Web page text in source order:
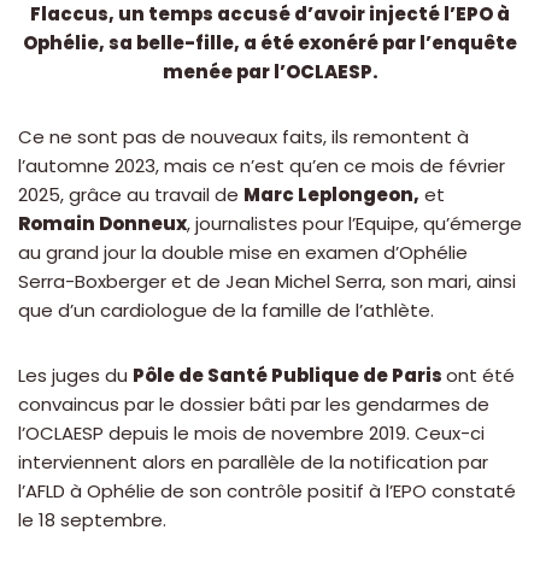
Flaccus, un temps accusé d’avoir injecté l’EPO à
Ophélie, sa belle-fille, a été exonéré par l’enquête
menée par l’OCLAESP.
Ce ne sont pas de nouveaux faits, ils remontent à
l’automne 2023, mais ce n’est qu’en ce mois de février
2025, grâce au travail de Marc Leplongeon, et
Romain Donneux, journalistes pour l’Equipe, qu’émerge
au grand jour la double mise en examen d’Ophélie
Serra-Boxberger et de Jean Michel Serra, son mari, ainsi
que d’un cardiologue de la famille de l’athlète.
Les juges du Pôle de Santé Publique de Parisont été
convaincus par le dossier bâti par les gendarmes de
l’OCLAESP depuis le mois de novembre 2019. Ceux-ci
interviennent alors en parallèle de la notification par
l’AFLD à Ophélie de son contrôle positif à l’EPO constaté
le 18 septembre.